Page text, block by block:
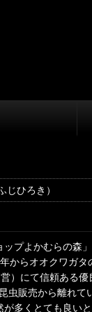
じひろき）
プよかむらの森」
からオオクワガ
）にて信頼ある
虫販売から離れて
多くとても良い